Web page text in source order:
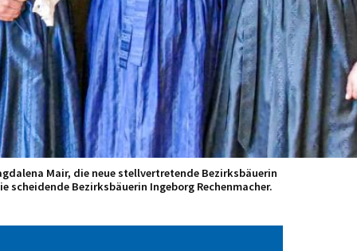
Janser, Ingeborg Rechenmacher, Veronika Kofler